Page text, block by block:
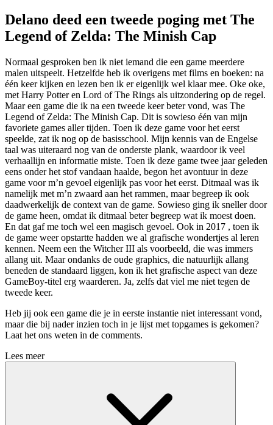
Delano deed een tweede poging met The
Legend of Zelda: The Minish Cap
Normaal gesproken ben ik niet iemand die een game meerdere
malen uitspeelt. Hetzelfde heb ik overigens met films en boeken: na
één keer kijken en lezen ben ik er eigenlijk wel klaar mee. Oke oke,
met Harry Potter en Lord of The Rings als uitzondering op de regel.
Maar een game die ik na een tweede keer beter vond, was The
Legend of Zelda: The Minish Cap. Dit is sowieso één van mijn
favoriete games aller tijden. Toen ik deze game voor het eerst
speelde, zat ik nog op de basisschool. Mijn kennis van de Engelse
taal was uiteraard nog van de onderste plank, waardoor ik veel
verhaallijn en informatie miste. Toen ik deze game twee jaar geleden
eens onder het stof vandaan haalde, begon het avontuur in deze
game voor m’n gevoel eigenlijk pas voor het eerst. Ditmaal was ik
namelijk met m’n zwaard aan het rammen, maar begreep ik ook
daadwerkelijk de context van de game. Sowieso ging ik sneller door
de game heen, omdat ik ditmaal beter begreep wat ik moest doen.
En dat gaf me toch wel een magisch gevoel. Ook in 2017 , toen ik
de game weer opstartte hadden we al grafische wondertjes al leren
kennen. Neem een the Witcher III als voorbeeld, die was immers
allang uit. Maar ondanks de oude graphics, die natuurlijk allang
beneden de standaard liggen, kon ik het grafische aspect van deze
GameBoy-titel erg waarderen. Ja, zelfs dat viel me niet tegen de
tweede keer.
Heb jij ook een game die je in eerste instantie niet interessant vond,
maar die bij nader inzien toch in je lijst met topgames is gekomen?
Laat het ons weten in de comments.
Lees meer